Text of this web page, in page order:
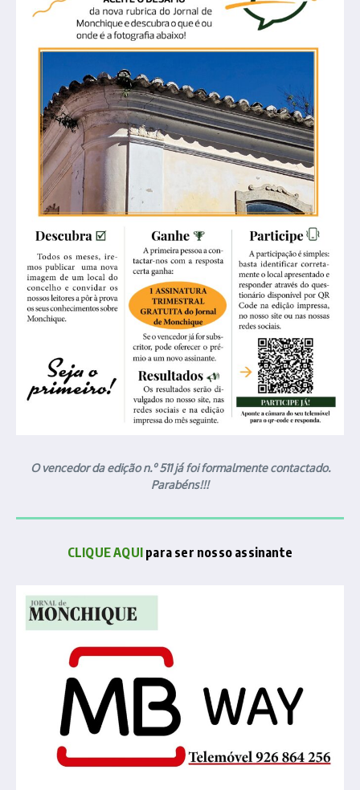
O vencedor da edição n.º 511 já foi formalmente contactado.
Parabéns!!!
CLIQUE AQUI para ser nosso assinante